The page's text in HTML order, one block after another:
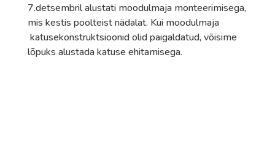
7.detsembril alustati moodulmaja monteerimisega,
mis kestis poolteist nädalat. Kui moodulmaja
katusekonstruktsioonid olid paigaldatud, võisime
lõpuks alustada katuse ehitamisega.